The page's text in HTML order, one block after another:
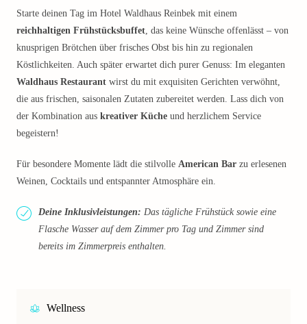
Starte deinen Tag im Hotel Waldhaus Reinbek mit einem
reichhaltigen Frühstücksbuffet, das keine Wünsche offenlässt – von
knusprigen Brötchen über frisches Obst bis hin zu regionalen
Köstlichkeiten. Auch später erwartet dich purer Genuss: Im eleganten
Waldhaus Restaurant wirst du mit exquisiten Gerichten verwöhnt,
die aus frischen, saisonalen Zutaten zubereitet werden. Lass dich von
der Kombination aus kreativer Küche und herzlichem Service
begeistern!
Für besondere Momente lädt die stilvolle American Bar zu erlesenen
Weinen, Cocktails und entspannter Atmosphäre ein.
Deine Inklusivleistungen: Das tägliche Frühstück sowie eine
Flasche Wasser auf dem Zimmer pro Tag und Zimmer sind
bereits im Zimmerpreis enthalten.
Wellness